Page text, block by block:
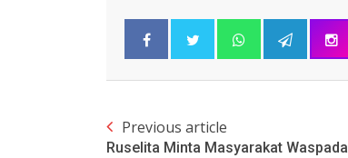
Previous article
Ruselita Minta Masyarakat Waspada